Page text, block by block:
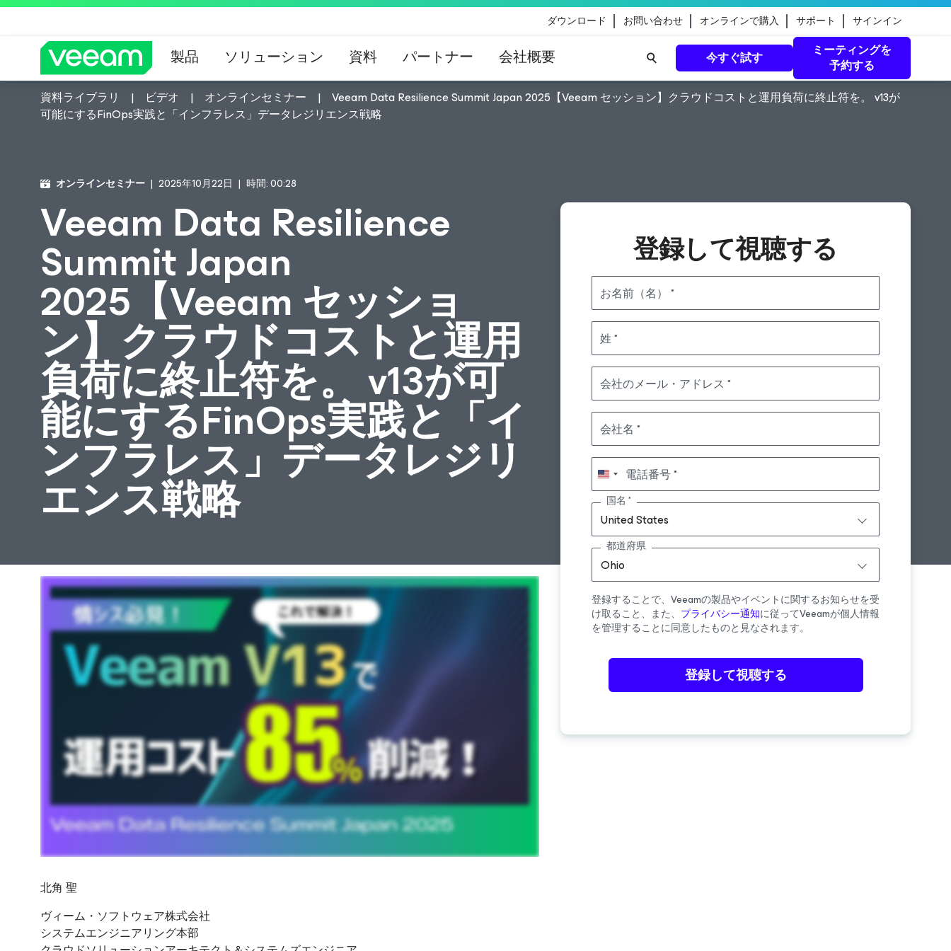
ダウンロード お問い合わせ オンラインで購入 サポート サインイン
製品 ソリューション 資料 パートナー 会社概要 今すぐ試す
ミーティングを
予約する
CrowdStrikeのコンテンツ更新によって影響を受けるお客様向けのVeeamのガ
資料ライブラリ ビデオ オンラインセミナー
Veeam Data Resilience Summit Japan 2025【Veeam セッション】クラウドコストと運用負荷に終止符を。 v13が
可能にするFinOps実践と「インフラレス」データレジリエンス戦略
オンラインセミナー 2025年10月22日 時間: 00:28
Veeam Data Resilience
Summit Japan
2025【Veeam セッショ
ン】クラウドコストと運用
負荷に終止符を。 v13が可
能にするFinOps実践と「イ
ンフラレス」データレジリ
エンス戦略
登録して視聴する
お名前（名）
姓
会社のメール・アドレス
会社名
電話番号
United States
国名
Ohio
都道府県
登録することで、Veeamの製品やイベントに関するお知らせを受
け取ること、また、 プライバシー通知に従ってVeeamが個人情報
を管理することに同意したものと見なされます。
登録して視聴する
オンラインセミナーをご覧になるには、ご登録をお願いします
北角 聖
ヴィーム・ソフトウェア株式会社
システムエンジニアリング本部